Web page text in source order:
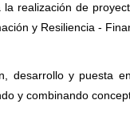
realización de
y Resiliencia -
desarrollo y puesta
y combinando